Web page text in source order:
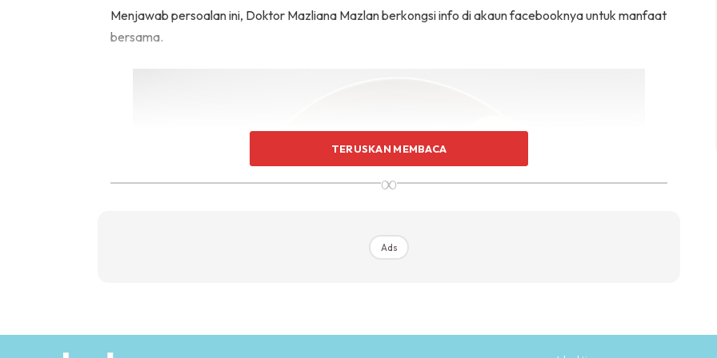
Menjawab persoalan ini, Doktor Mazliana Mazlan berkongsi info di akaun facebooknya untuk manfaat
bersama.
TERUSKAN MEMBACA
∞
Ads